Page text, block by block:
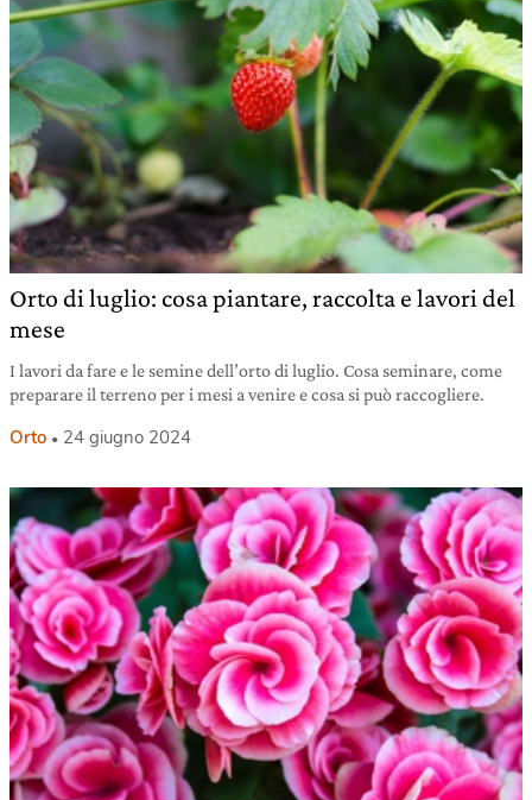
Orto di luglio: cosa piantare, raccolta e lavori del
mese
I lavori da fare e le semine dell’orto di luglio. Cosa seminare, come
preparare il terreno per i mesi a venire e cosa si può raccogliere.
Orto 24 giugno 2024